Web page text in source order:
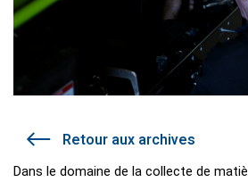
Retour aux archives
Dans le domaine de la collecte de